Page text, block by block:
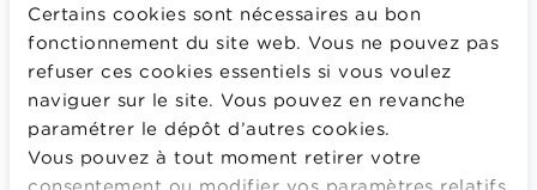
Certains cookies sont nécessaires au bon
fonctionnement du site web. Vous ne pouvez pas
refuser ces cookies essentiels si vous voulez
naviguer sur le site. Vous pouvez en revanche
paramétrer le dépôt d’autres cookies.
Vous pouvez à tout moment retirer votre
80 Downloads
Découvrez un petit journal plein d'activités et de jeux
qui permet de parler d'argent, d'épargne et de fraude à
l'école et à la maison.
Plus d'information